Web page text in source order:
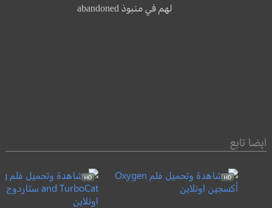
لهم في منبوذ abandoned
ايضا تابع